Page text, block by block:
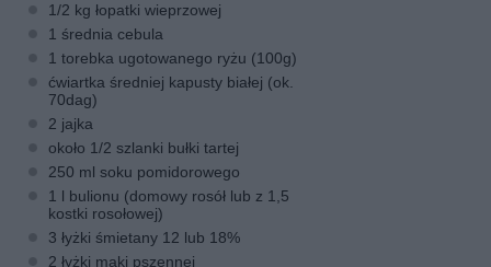
1/2 kg łopatki wieprzowej
1 średnia cebula
1 torebka ugotowanego ryżu (100g)
ćwiartka średniej kapusty białej (ok.
70dag)
2 jajka
około 1/2 szlanki bułki tartej
250 ml soku pomidorowego
1 l bulionu (domowy rosół lub z 1,5
kostki rosołowej)
3 łyżki śmietany 12 lub 18%
2 łyżki mąki pszennej